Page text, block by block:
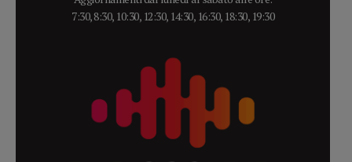
7:30, 8:30, 10:30, 12:30, 14:30, 16:30, 18:30, 19:30